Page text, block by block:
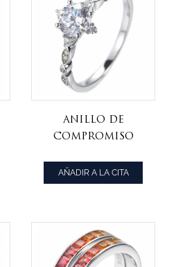
Anillo de
compromiso
chapado en
rodio con
blanca redonda
de 0,75 quilates
AÑADIR A LA CITA